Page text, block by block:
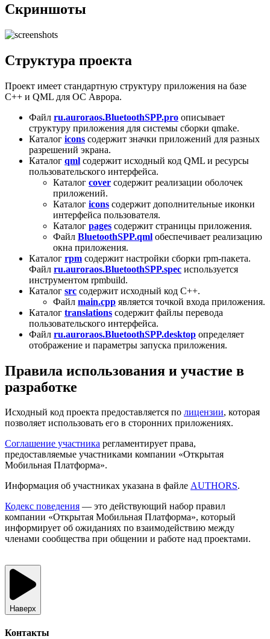
Скриншоты
Структура проекта
Проект имеет стандартную структуру приложения на базе
C++ и QML для ОС Аврора.
Файл ru.auroraos.BluetoothSPP.pro описывает
структуру приложения для системы сборки qmake.
Каталог icons содержит значки приложений для разных
разрешений экрана.
Каталог qml содержит исходный код QML и ресурсы
пользовательского интерфейса.
Каталог cover содержит реализации оболочек
приложений.
Каталог icons содержит дополнительные иконки
интерфейса пользователя.
Каталог pages содержит страницы приложения.
Файл BluetoothSPP.qml обеспечивает реализацию
окна приложения.
Каталог rpm содержит настройки сборки rpm-пакета.
Файл ru.auroraos.BluetoothSPP.spec используется
инструментом rpmbuild.
Каталог src содержит исходный код C++.
Файл main.cpp является точкой входа приложения.
Каталог translations содержит файлы перевода
пользовательского интерфейса.
Файл ru.auroraos.BluetoothSPP.desktop определяет
отображение и параметры запуска приложения.
Правила использования и участие в
разработке
Исходный код проекта предоставляется по лицензии, которая
позволяет использовать его в сторонних приложениях.
Соглашение участника регламентирует права,
предоставляемые участниками компании «Открытая
Мобильная Платформа».
Информация об участниках указана в файле AUTHORS.
Кодекс поведения — это действующий набор правил
компании «Открытая Мобильная Платформа», который
информирует об ожиданиях по взаимодействию между
членами сообщества при общении и работе над проектами.
Наверх
Контакты